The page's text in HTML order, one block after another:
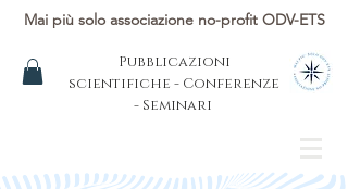
Mai più solo associazione no-profit ODV-ETS
Pubblicazioni
scientifiche - Conferenze
- Seminari